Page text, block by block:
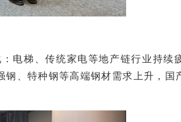
梯、传统家电等地产链行业持续
、特种钢等高端钢材需求上升，国